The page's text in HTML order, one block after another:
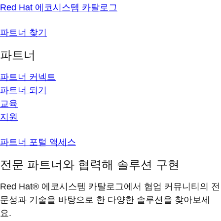
Red Hat 에코시스템 카탈로그
파트너 찾기
파트너
파트너 커넥트
파트너 되기
교육
지원
파트너 포털 액세스
전문 파트너와 협력해 솔루션 구현
Red Hat® 에코시스템 카탈로그에서 협업 커뮤니티의 전
문성과 기술을 바탕으로 한 다양한 솔루션을 찾아보세
요.